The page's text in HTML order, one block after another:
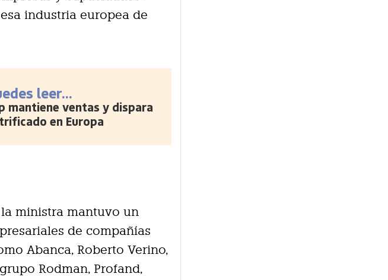
industria europea de
leer...
mantiene ventas y dispara
en Europa
ministra mantuvo un
de compañías
Abanca, Roberto Verino,
Rodman, Profand,